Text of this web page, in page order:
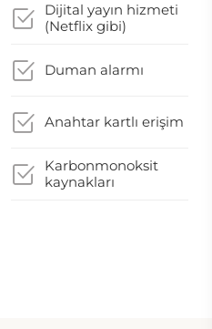
Dijital yayın hizmeti
(Netflix gibi)
Duman alarmı
Anahtar kartlı erişim
Karbonmonoksit
kaynakları